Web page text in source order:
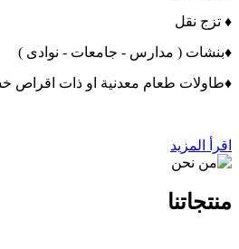
♦ تزج نقل
♦بنشات ( مدارس - جامعات - نوادى )
♦طاولات طعام معدنية او ذات اقراص
اقرأ المزيد
منتجاتنا